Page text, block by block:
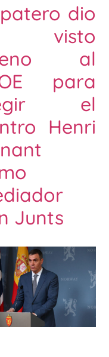
dio
visto
al
para
el
Henri
Junts